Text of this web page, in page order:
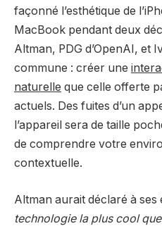
façonné l’esthétique de
MacBook pendant deux
Altman, PDG d’OpenAI, et
commune : créer une
naturelle que celle offerte
actuels. Des fuites d’un
l’appareil sera de taille
de comprendre votre
contextuelle.
Altman aurait déclaré à ses
technologie la plus cool